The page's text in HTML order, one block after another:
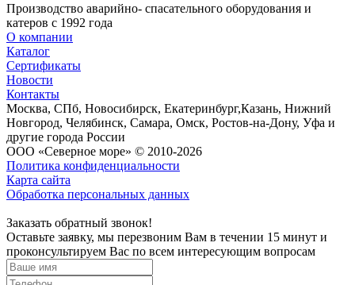
Производство аварийно- спасательного оборудования и
катеров с 1992 года
О компании
Каталог
Сертификаты
Новости
Контакты
Москва, СПб, Новосибирск, Екатеринбург,Казань, Нижний
Новгород, Челябинск, Самара, Омск, Ростов-на-Дону, Уфа и
другие города России
ООО «Северное море» © 2010-2026
Политика конфиденциальности
Карта сайта
Обработка персональных данных
Заказать обратный звонок!
Оставьте заявку, мы перезвоним Вам в течении 15 минут и
проконсультируем Вас по всем интересующим вопросам